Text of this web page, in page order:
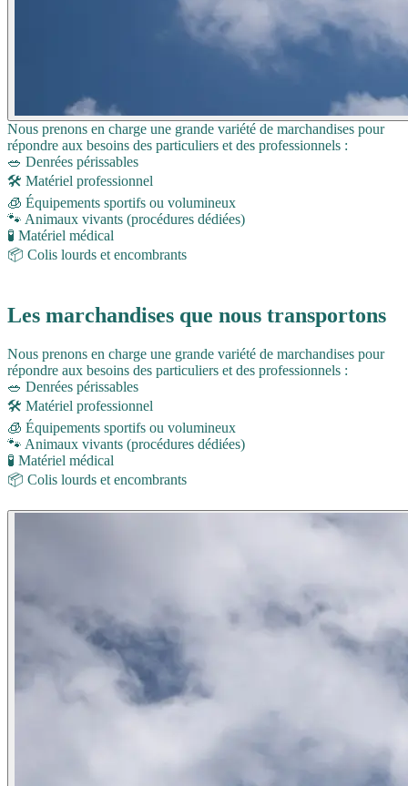
Nous prenons en charge une grande variété de marchandises pour
répondre aux besoins des particuliers et des professionnels :
🥗 Denrées périssables
🛠️ Matériel professionnel
🧊 Équipements sportifs ou volumineux
🐾 Animaux vivants (procédures dédiées)
🧪 Matériel médical
📦 Colis lourds et encombrants
Les marchandises que nous transportons
Nous prenons en charge une grande variété de marchandises pour
répondre aux besoins des particuliers et des professionnels :
🥗 Denrées périssables
🛠️ Matériel professionnel
🧊 Équipements sportifs ou volumineux
🐾 Animaux vivants (procédures dédiées)
🧪 Matériel médical
📦 Colis lourds et encombrants